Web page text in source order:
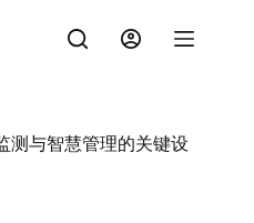
测与智慧管理的关键设